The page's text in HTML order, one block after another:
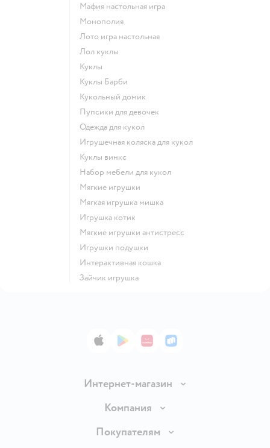
Мафия настольная игра
Монополия
Лото игра настольная
Лол куклы
Куклы
Куклы Барби
Кукольный домик
Пупсики для девочек
Одежда для кукол
Игрушечная коляска для кукол
Куклы винкс
Набор мебели для кукол
Мягкие игрушки
Мягкая игрушка мишка
Игрушка котик
Мягкие игрушки антистресс
Игрушки подушки
Интерактивная кошка
Зайчик игрушка
App StoreGoogle Play
AppGallery
RuStore
Интернет-магазин
Доставка и оплата
Правила продажи
Компания
Вакансии
Покупателям